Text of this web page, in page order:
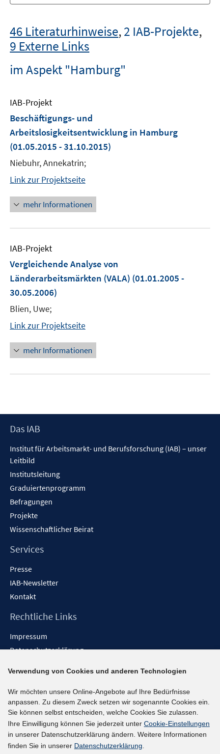
46 Literaturhinweise,2 IAB-Projekte,
9 Externe Links
im Aspekt "Hamburg"
IAB-Projekt
Beschäftigungs- und
Arbeitslosigkeitsentwicklung in Hamburg
(01.05.2015 - 31.10.2015)
Niebuhr, Annekatrin;
Link zur Projektseite
mehr Informationen
IAB-Projekt
Vergleichende Analyse von
Länderarbeitsmärkten (VALA) (01.01.2005 -
30.05.2006)
Blien, Uwe;
Link zur Projektseite
mehr Informationen
Footer
Das IAB
Institut für Arbeitsmarkt- und Berufsforschung (IAB) – unser
Leitbild
Institutsleitung
Graduiertenprogramm
Befragungen
Projekte
Wissenschaftlicher Beirat
Services
Presse
IAB-Newsletter
Kontakt
Rechtliche Links
Impressum
Datenschutzerklärung
Barrieren melden
Social-Media-Kanäle
BlueSky
YouTube
LinkedIn
Verwendung von Cookies und anderen Technologien
Wir möchten unsere Online-Angebote auf Ihre Bedürfnisse
anpassen. Zu diesem Zweck setzen wir sogenannte Cookies ein.
Sie können selbst entscheiden, welche Cookies Sie zulassen.
Ihre Einwilligung können Sie jederzeit unter Cookie-Einstellungen
in unserer Datenschutzerklärung ändern. Weitere Informationen
finden Sie in unserer Datenschutzerklärung.